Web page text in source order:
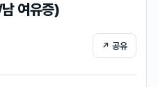
여유증)
↗ 공유